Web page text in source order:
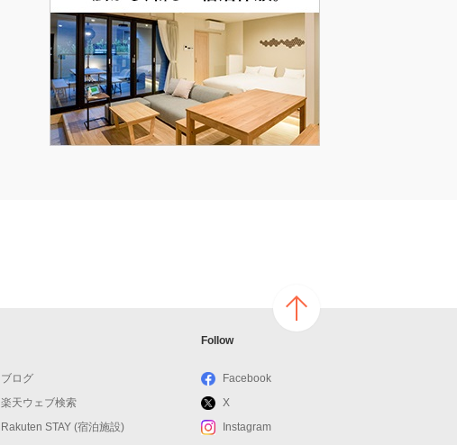
ブログ
楽天ウェブ検索
Rakuten STAY (宿泊施設)
Follow
Facebook
X
Instagram